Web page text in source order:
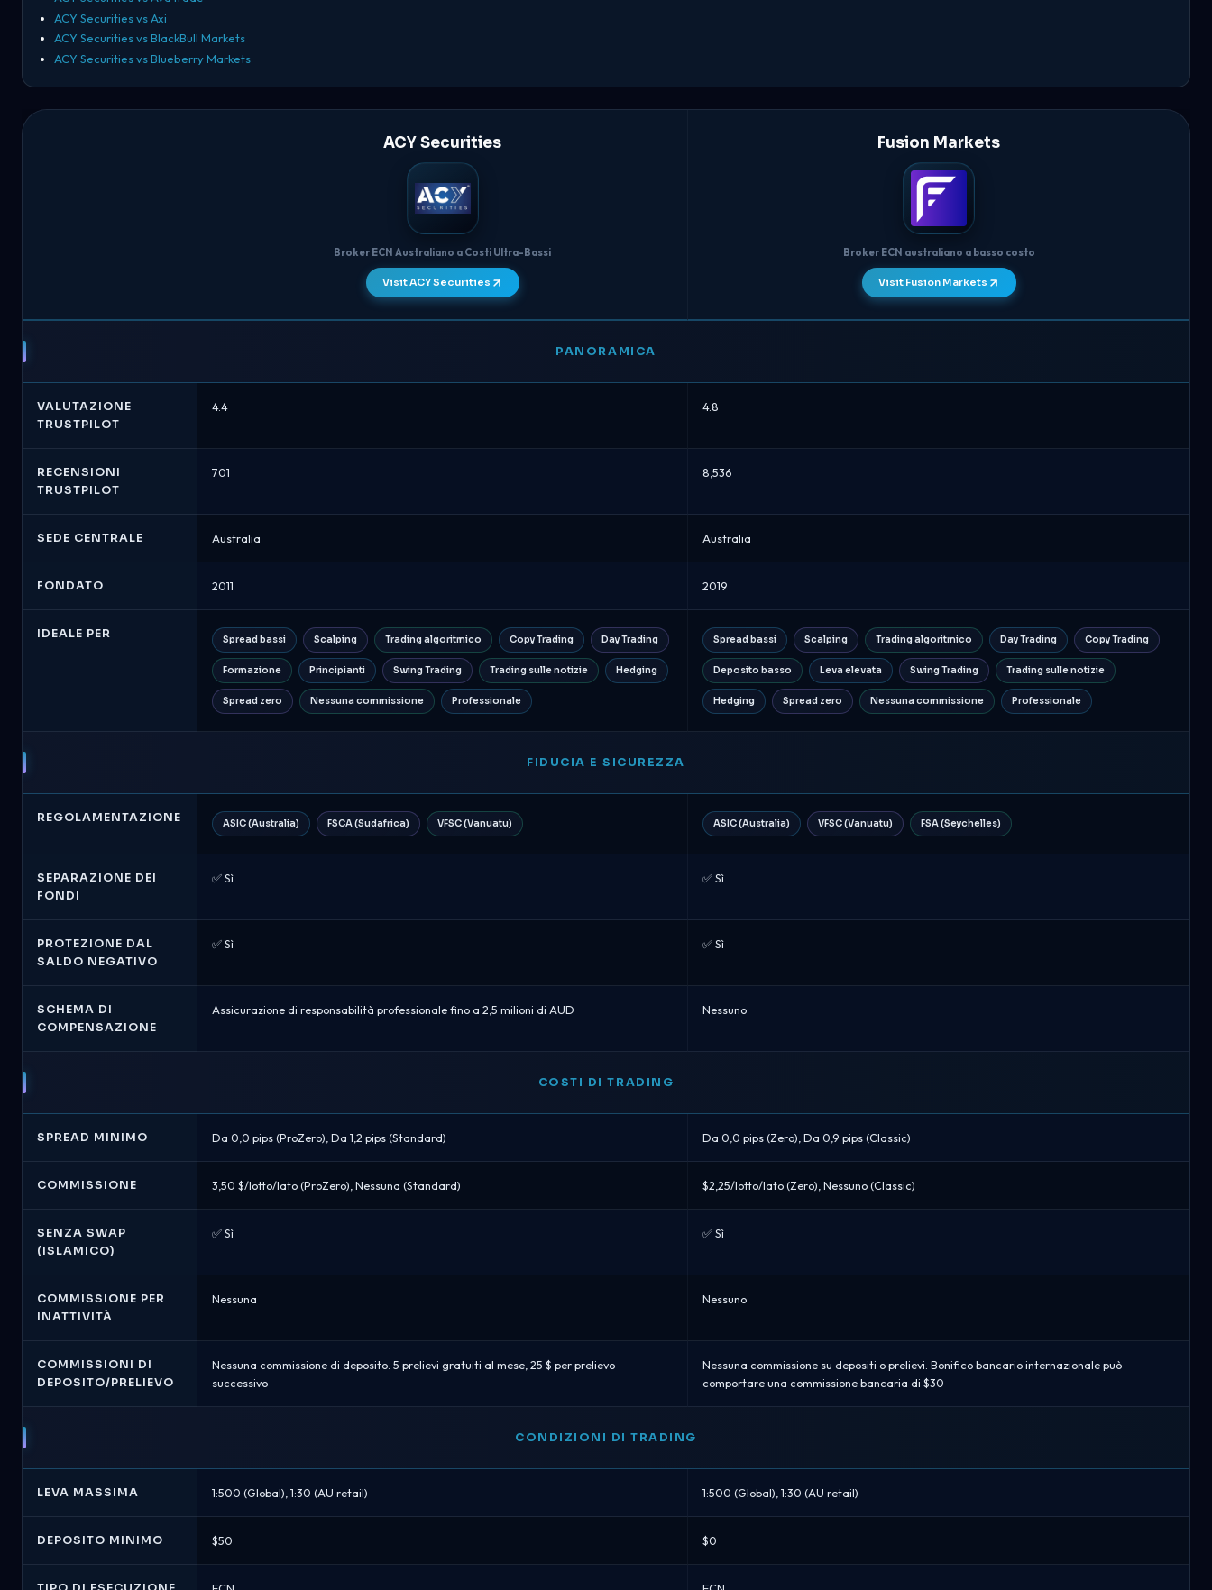
ACY Securities vs Axi
ACY Securities vs BlackBull Markets
ACY Securities vs Blueberry Markets
Securities
vs
Fusion
Markets
Agosto
2026
ACY Securities
Broker ECN Australiano a Costi Ultra-Bassi
Visit ACY Securities
Fusion Markets
Broker ECN australiano a basso costo
Visit Fusion Markets
PANORAMICA
VALUTAZIONE
TRUSTPILOT
4.4 4.8
RECENSIONI
TRUSTPILOT
701 8,536
SEDE CENTRALE Australia Australia
FONDATO 2011 2019
IDEALE PER Spread bassi Scalping Trading algoritmico Copy Trading Day Trading
Formazione Principianti Swing Trading Trading sulle notizie Hedging
Spread zero Nessuna commissione Professionale
Spread bassi Scalping Trading algoritmico Day Trading Copy Trading
Deposito basso Leva elevata Swing Trading Trading sulle notizie
Hedging Spread zero Nessuna commissione Professionale
FIDUCIA E SICUREZZA
REGOLAMENTAZIONE ASIC (Australia) FSCA (Sudafrica) VFSC (Vanuatu) ASIC (Australia) VFSC (Vanuatu) FSA (Seychelles)
SEPARAZIONE DEI
FONDI
✅ Sì ✅ Sì
PROTEZIONE DAL
SALDO NEGATIVO
✅ Sì ✅ Sì
SCHEMA DI
COMPENSAZIONE
Assicurazione di responsabilità professionale fino a 2,5 milioni di AUD Nessuno
COSTI DI TRADING
SPREAD MINIMO Da 0,0 pips (ProZero), Da 1,2 pips (Standard) Da 0,0 pips (Zero), Da 0,9 pips (Classic)
COMMISSIONE 3,50 $/lotto/lato (ProZero), Nessuna (Standard) $2,25/lotto/lato (Zero), Nessuno (Classic)
SENZA SWAP
(ISLAMICO)
✅ Sì ✅ Sì
COMMISSIONE PER
INATTIVITÀ
Nessuna Nessuno
COMMISSIONI DI
DEPOSITO/PRELIEVO
Nessuna commissione di deposito. 5 prelievi gratuiti al mese, 25 $ per prelievo
successivo
Nessuna commissione su depositi o prelievi. Bonifico bancario internazionale può
comportare una commissione bancaria di $30
CONDIZIONI DI TRADING
LEVA MASSIMA 1:500 (Global), 1:30 (AU retail) 1:500 (Global), 1:30 (AU retail)
DEPOSITO MINIMO $50 $0